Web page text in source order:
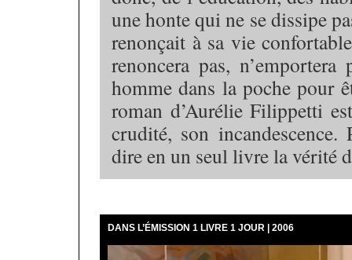
une honte qui ne se dissipe
renonçait à sa vie
renoncera pas,
homme dans la poche pour
roman d’Aurélie Filippetti
crudité, son incandescence.
dire en un seul livre la vérité
DANS L’ÉMISSION 1 LIVRE 1 JOUR | 2006